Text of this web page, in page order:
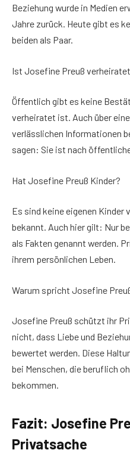
Beziehung wurde in Medien
Jahre zurück. Heute gibt es
beiden als Paar.
Ist Josefine Preuß
Öffentlich gibt es keine
verheiratet ist. Auch über
verlässlichen Informationen
sagen: Sie ist nach
Hat Josefine Preuß Kinder?
Es sind keine eigenen
bekannt. Auch hier gilt: Nur
als Fakten genannt werden.
ihrem persönlichen Leben.
Warum spricht Josefine
Josefine Preuß schützt ihr
nicht, dass Liebe und
bewertet werden. Diese
bei Menschen, die beruflich
bekommen.
Fazit: Josefine
Privatsache